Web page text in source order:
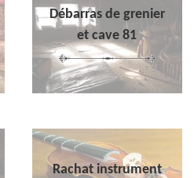
Débarras de grenier
et cave 81
Rachat instrument